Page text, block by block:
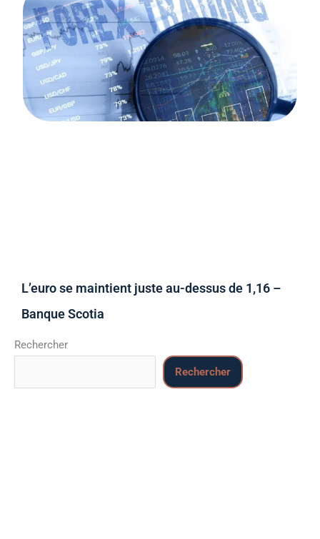
L’euro se maintient juste au-dessus de 1,16 –
Banque Scotia
Rechercher
Rechercher